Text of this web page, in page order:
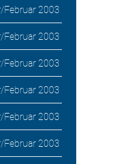
Februar 2003
Februar 2003
Februar 2003
Februar 2003
Februar 2003
Februar 2003